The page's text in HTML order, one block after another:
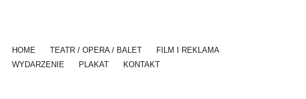
HOME TEATR / OPERA / BALET
FILM I REKLAMA
WYDARZENIE
PLAKAT KONTAKT